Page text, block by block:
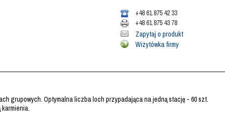
+48 61 875 42 33
+48 61 875 43 78
Zapytaj o produkt
Wizytówka firmy
grupowych. Optymalna liczba loch przypadająca na jedną stację - 60 szt.